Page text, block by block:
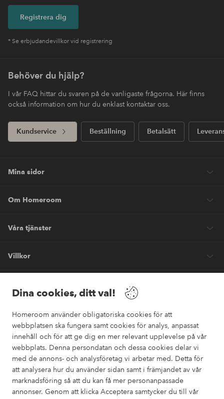
Dina cookies, ditt val!
Homeroom använder obligatoriska cookies för att
webbplatsen ska fungera samt cookies för analys, anpassat
innehåll och för att ge dig en mer relevant upplevelse på vår
webbplats. Denna persondatan och dessa cookies delar vi
med de annons- och analysföretag vi arbetar med. Detta för
att analysera hur du använder sidan samt i främjandet av vår
marknadsföring så att du kan få mer personanpassade
annonser. Genom att klicka Acceptera samtycker du till vår
Registrera dig
* Se erbjudandevillkor vid registrering
Behöver du hjälp?
I vår FAQ hittar du svaren på de vanligaste frågorna. Här finns
också information om hur du enklast kontaktar oss.
Kundservice Beställning Betalsätt
Mina sidor
Om Homeroom
Våra tjänster
Villkor
Säkra betalningar
Vill du veta mer om våra betalalternativ ?
elpy